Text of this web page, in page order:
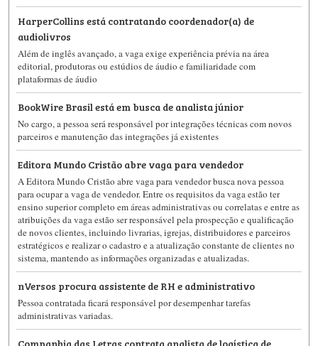
HarperCollins está contratando coordenador(a) de
audiolivros
Além de inglês avançado, a vaga exige experiência prévia na área
editorial, produtoras ou estúdios de áudio e familiaridade com
plataformas de áudio
BookWire Brasil está em busca de analista júnior
No cargo, a pessoa será responsável por integrações técnicas com novos
parceiros e manutenção das integrações já existentes
Editora Mundo Cristão abre vaga para vendedor
A Editora Mundo Cristão abre vaga para vendedor busca nova pessoa
para ocupar a vaga de vendedor. Entre os requisitos da vaga estão ter
ensino superior completo em áreas administrativas ou correlatas e entre as
atribuições da vaga estão ser responsável pela prospecção e qualificação
de novos clientes, incluindo livrarias, igrejas, distribuidores e parceiros
estratégicos e realizar o cadastro e a atualização constante de clientes no
sistema, mantendo as informações organizadas e atualizadas.
nVersos procura assistente de RH e administrativo
Pessoa contratada ficará responsável por desempenhar tarefas
administrativas variadas.
Companhia das Letras contrata analista de logística de